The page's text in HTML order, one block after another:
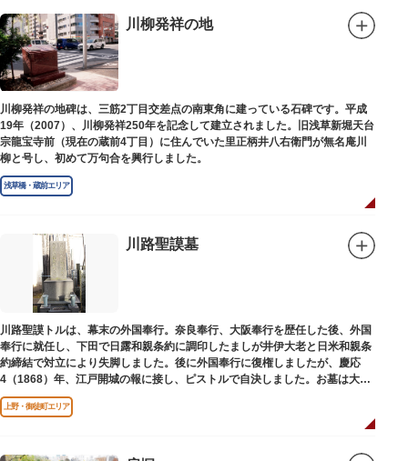
川柳発祥の地
川柳発祥の地碑は、三筋2丁目交差点の南東角に建っている石碑です。平成
19年（2007）、川柳発祥250年を記念して建立されました。旧浅草新堀天台
宗龍宝寺前（現在の蔵前4丁目）に住んでいた里正柄井八右衛門が無名庵川
柳と号し、初めて万句合を興行しました。
浅草橋・蔵前エリア
川路聖謨墓
川路聖謨トルは、幕末の外国奉行。奈良奉行、大阪奉行を歴任した後、外国
奉行に就任し、下田で日露和親条約に調印したましが井伊大老と日米和親条
約締結で対立により失脚しました。後に外国奉行に復権しましたが、慶応
4（1868）年、江戸開城の報に接し、ピストルで自決しました。お墓は大正
寺（たいしょうじ）にあります。
上野・御徒町エリア